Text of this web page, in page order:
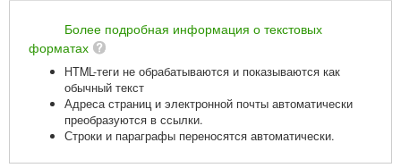
Более подробная информация о текстовых
форматах
HTML-теги не обрабатываются и показываются как
обычный текст
Адреса страниц и электронной почты автоматически
преобразуются в ссылки.
Строки и параграфы переносятся автоматически.